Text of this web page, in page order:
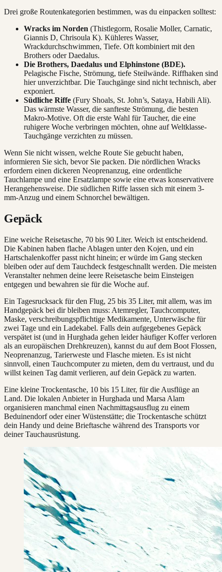
Drei große Routenkategorien bestimmen, was du einpacken solltest:
Wracks im Norden (Thistlegorm, Rosalie Moller, Carnatic,
Giannis D, Chrisoula K). Kühleres Wasser,
Wrackdurchschwimmen, Tiefe. Oft kombiniert mit den
Brothers oder Daedalus.
Die Brothers, Daedalus und Elphinstone (BDE).
Pelagische Fische, Strömung, tiefe Steilwände. Riffhaken sind
hier unverzichtbar. Die Tauchgänge sind nicht technisch, aber
exponiert.
Südliche Riffe (Fury Shoals, St. John’s, Sataya, Habili Ali).
Das wärmste Wasser, die sanfteste Strömung, die besten
Makro-Motive. Oft die erste Wahl für Taucher, die eine
ruhigere Woche verbringen möchten, ohne auf Weltklasse-
Tauchgänge verzichten zu müssen.
Wenn Sie nicht wissen, welche Route Sie gebucht haben,
informieren Sie sich, bevor Sie packen. Die nördlichen Wracks
erfordern einen dickeren Neoprenanzug, eine ordentliche
Tauchlampe und eine Ersatzlampe sowie eine etwas konservativere
Herangehensweise. Die südlichen Riffe lassen sich mit einem 3-
mm-Anzug und einem Schnorchel bewältigen.
Gepäck
Eine weiche Reisetasche, 70 bis 90 Liter. Weich ist entscheidend.
Die Kabinen haben flache Ablagen unter den Kojen, und ein
Hartschalenkoffer passt nicht hinein; er würde im Gang stecken
bleiben oder auf dem Tauchdeck festgeschnallt werden. Die meisten
Veranstalter nehmen deine leere Reisetasche beim Einsteigen
entgegen und bewahren sie für die Woche auf.
Ein Tagesrucksack für den Flug, 25 bis 35 Liter, mit allem, was im
Handgepäck bei dir bleiben muss: Atemregler, Tauchcomputer,
Maske, verschreibungspflichtige Medikamente, Unterwäsche für
zwei Tage und ein Ladekabel. Falls dein aufgegebenes Gepäck
verspätet ist (und in Hurghada gehen leider häufiger Koffer verloren
als an europäischen Drehkreuzen), kannst du auf dem Boot Flossen,
Neoprenanzug, Tarierweste und Flasche mieten. Es ist nicht
sinnvoll, einen Tauchcomputer zu mieten, dem du vertraust, und du
willst keinen Tag damit verlieren, auf dein Gepäck zu warten.
Eine kleine Trockentasche, 10 bis 15 Liter, für die Ausflüge an
Land. Die lokalen Anbieter in Hurghada und Marsa Alam
organisieren manchmal einen Nachmittagsausflug zu einem
Beduinendorf oder einer Wüstenstätte; die Trockentasche schützt
dein Handy und deine Brieftasche während des Transports vor
deiner Tauchausrüstung.